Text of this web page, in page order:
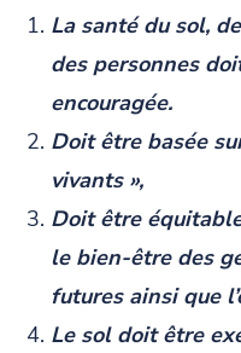
La santé du sol,
des personnes
encouragée.
Doit être basée
vivants »,
Doit être
le bien-être des
futures ainsi que
Le sol doit être